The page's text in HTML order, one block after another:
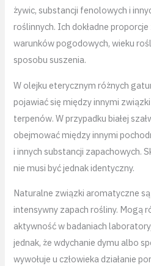
żywic, substancji fenolowych i
roślinnych. Ich dokładne
warunków pogodowych, wieku
sposobu suszenia.
W olejku eterycznym różnych
pojawiać się między innymi
terpenów. W przypadku białej
obejmować między innymi
i innych substancji zapachowych.
nie musi być jednak identyczny.
Naturalne związki aromatyczne
intensywny zapach rośliny. Mogą
aktywność w badaniach
jednak, że wdychanie dymu albo
wywołuje u człowieka działanie